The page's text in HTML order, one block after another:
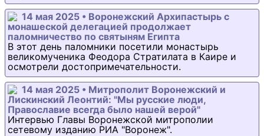
14 мая 2025 • Воронежский Архипастырь с
монашеской делегацией продолжает
паломничество по святыням Египта
В этот день паломники посетили монастырь
великомученика Феодора Стратилата в Каире и
осмотрели достопримечательности.
14 мая 2025 • Митрополит Воронежский и
Лискинский Леонтий: "Мы русские люди,
Православие всегда было нашей верой"
Интервью Главы Воронежской митрополии
сетевому изданию РИА "Воронеж".